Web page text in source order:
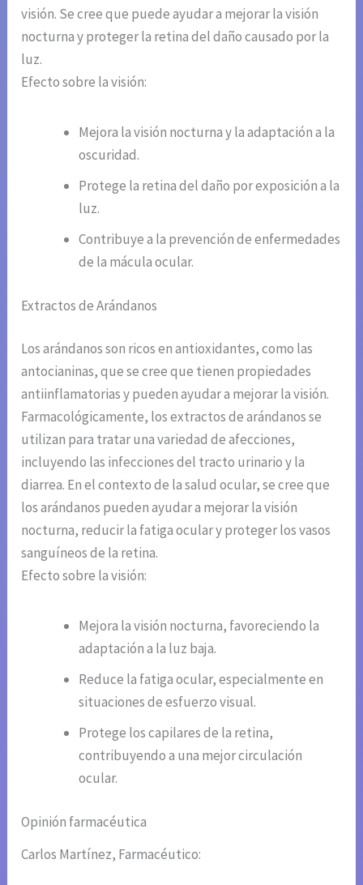
visión. Se cree que puede ayudar a mejorar la visión
nocturna y proteger la retina del daño causado por la
luz.
Efecto sobre la visión:
Mejora la visión nocturna y la adaptación a la
oscuridad.
Protege la retina del daño por exposición a la
luz.
Contribuye a la prevención de enfermedades
de la mácula ocular.
Extractos de Arándanos
Los arándanos son ricos en antioxidantes, como las
antocianinas, que se cree que tienen propiedades
antiinflamatorias y pueden ayudar a mejorar la visión.
Farmacológicamente, los extractos de arándanos se
utilizan para tratar una variedad de afecciones,
incluyendo las infecciones del tracto urinario y la
diarrea. En el contexto de la salud ocular, se cree que
los arándanos pueden ayudar a mejorar la visión
nocturna, reducir la fatiga ocular y proteger los vasos
sanguíneos de la retina.
Efecto sobre la visión:
Mejora la visión nocturna, favoreciendo la
adaptación a la luz baja.
Reduce la fatiga ocular, especialmente en
situaciones de esfuerzo visual.
Protege los capilares de la retina,
contribuyendo a una mejor circulación
ocular.
Opinión farmacéutica
Carlos Martínez, Farmacéutico: